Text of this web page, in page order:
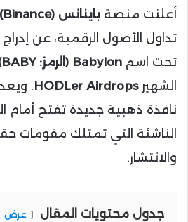
أعلنت منصة باينانس (Binance)
تداول الأصول الرقمية، عن
تحت اسم Babylon (الرمز: BABY)
الشهيرHODLer Airdrops
.
نافذة ذهبية جديدة تفتح أمام
الناشئة التي تمتلك مقومات
والانتشار.
جدول محتويات المقال عرض